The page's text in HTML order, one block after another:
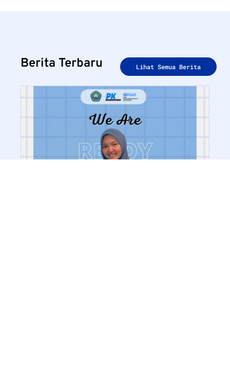
Berita Terbaru Lihat Semua Berita